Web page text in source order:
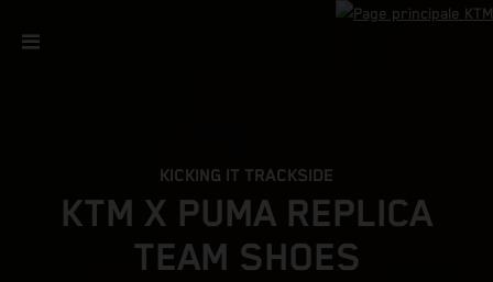
KICKING IT TRACKSIDE
KTM X PUMA REPLICA
TEAM SHOES